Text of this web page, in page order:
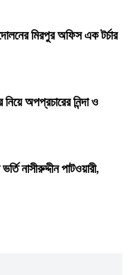
মিরপুর অফিস এক টর্চার
নিয়ে অপপ্রচারের নিন্দা ও
নাসীরুদ্দীন পাটওয়ারী,